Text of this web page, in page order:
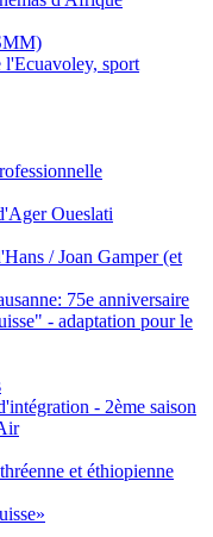
l'Ecuavoley, sport
Oueslati
/ Joan Gamper (et
75e anniversaire
- adaptation pour le
- 2ème saison
et éthiopienne